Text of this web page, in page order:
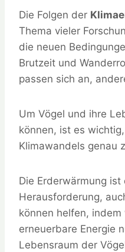
Die Folgen der
Thema vieler
die neuen
Brutzeit und
passen sich an,
Um Vögel und ihre
können, ist es
Klimawandels genau
Die Erderwärmung ist
Herausforderung,
können helfen, indem
erneuerbare Energie
Lebensraum der